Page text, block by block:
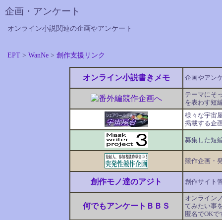
企画・アンケート
オンライン小説関連の企画やアンケート
EPT > WanNe > 創作支援リンク
オンライン小説書きメモ 企画やアン
テーマにそ
を表わす短
様々な宇宙
掲載する企
募集した短
競作企画・
創作モノ達のアジト 創作サイト
何でもアンケートＢＢＳ
オンライン
てみたい事
匿名でOKで